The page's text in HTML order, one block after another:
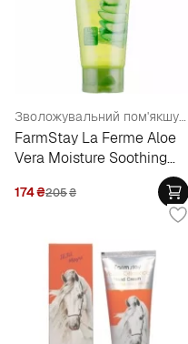
Зволожувальний пом'якшувальний гель з екстрактом алое
FarmStay La Ferme Aloe
Vera Moisture Soothing
174₴205₴